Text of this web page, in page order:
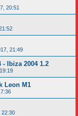
20:51
21:49
Ibiza 2004 1.2
Leon M1
22:30